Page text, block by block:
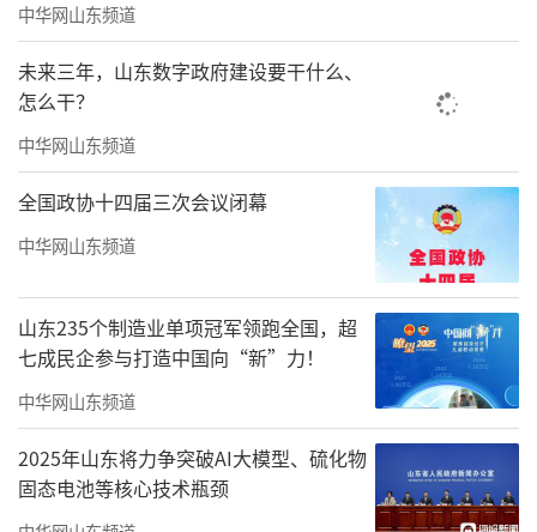
中华网山东频道
未来三年，山东数字政府建设要干什么、
怎么干？
中华网山东频道
全国政协十四届三次会议闭幕
中华网山东频道
山东235个制造业单项冠军领跑全国，超
七成民企参与打造中国向“新”力！
中华网山东频道
2025年山东将力争突破AI大模型、硫化物
固态电池等核心技术瓶颈